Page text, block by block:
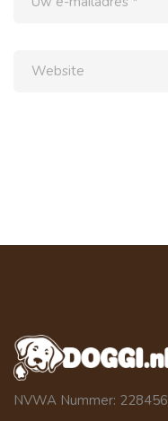
NVWA Nummer: 228456